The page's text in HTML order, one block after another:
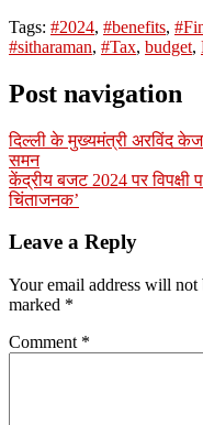
Tags: #2024, #benefits,
#sitharaman, #Tax, budget,
Post navigation
दिल्ली के मुख्यमंत्री अरविंद
समन
केंद्रीय बजट 2024 पर विपक्षी
चिंताजनक’
Leave a Reply
Your email address will not
marked *
Comment *